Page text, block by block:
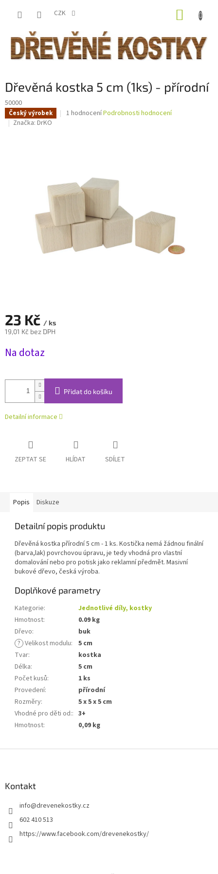
CZK
Dřevěná kostka 5 cm (1ks) - přírodní
50000
Český výrobek
Průměrné
hvězdiček.
1 hodnoceníPodrobnosti hodnocení
Značka: DrKO
23 Kč / ks
19,01 Kč bez DPH
cena:
Na dotaz
Přidat do košíku
Detailní informace
ZEPTAT SE HLÍDAT SDÍLET
Popis Diskuze
Detailní popis produktu
Dřevěná kostka přírodní 5 cm - 1 ks. Kostička nemá žádnou finální
(barva,lak) povrchovou úpravu, je tedy vhodná pro vlastní
domalování nebo pro potisk jako reklamní předmět. Masivní
bukové dřevo, česká výroba.
Doplňkové parametry
Kategorie:
Jednotlivé díly, kostky
Hmotnost:
0.09 kg
Dřevo:
buk
? Velikost modulu:
5 cm
Tvar:
kostka
Délka:
5 cm
Počet kusů:
1 ks
Provedení:
přírodní
Rozměry:
5 x 5 x 5 cm
Vhodné pro děti od:: 3+
Hmotnost: 0,09 kg
Kontakt
info@drevenekostky.cz
602 410 513
https://www.facebook.com/drevenekostky/